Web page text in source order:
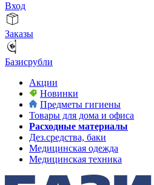
Вход
Заказы
Базисрубли
Акции
Новинки
Предметы гигиены
Товары для дома и офиса
Расходные материалы
Дез.средства, баки
Медицинская одежда
Медицинская техника